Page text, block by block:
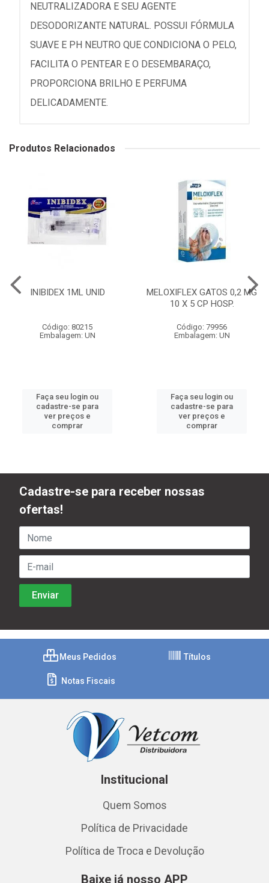
NEUTRALIZADORA E SEU AGENTE
DESODORIZANTE NATURAL. POSSUI FÓRMULA
SUAVE E PH NEUTRO QUE CONDICIONA O PELO,
FACILITA O PENTEAR E O DESEMBARAÇO,
PROPORCIONA BRILHO E PERFUMA
DELICADAMENTE.
Produtos Relacionados
INIBIDEX 1ML UNID
Código: 80215
Embalagem: UN
Faça seu login ou
cadastre-se para
ver preços e
comprar
MELOXIFLEX GATOS 0,2 MG
10 X 5 CP HOSP.
Código: 79956
Embalagem: UN
Faça seu login ou
cadastre-se para
ver preços e
comprar
Cadastre-se para receber nossas
ofertas!
Meus Pedidos Títulos
Notas Fiscais
Institucional
Quem Somos
Política de Privacidade
Política de Troca e Devolução
Baixe já nosso APP